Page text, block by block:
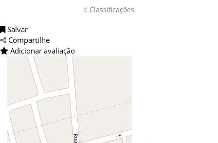
0Classificações
Salvar
Compartilhe
Adicionar avaliação